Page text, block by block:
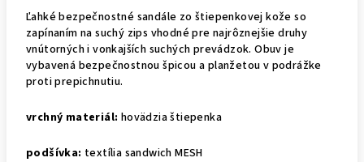
Ľahké bezpečnostné sandále zo štiepenkovej kože so
zapínaním na suchý zips vhodné pre najrôznejšie druhy
vnútorných i vonkajších suchých prevádzok. Obuv je
vybavená bezpečnostnou špicou a planžetou v podrážke
proti prepichnutiu.
vrchný materiál: hovädzia štiepenka
podšívka: textília sandwich MESH